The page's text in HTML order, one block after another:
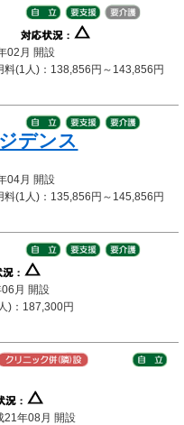
宅
月 開設
(1人)：138,856円～143,856円
宅
デンス
月 開設
(1人)：135,856円～145,856円
宅
月 開設
)：187,300円
年08月 開設